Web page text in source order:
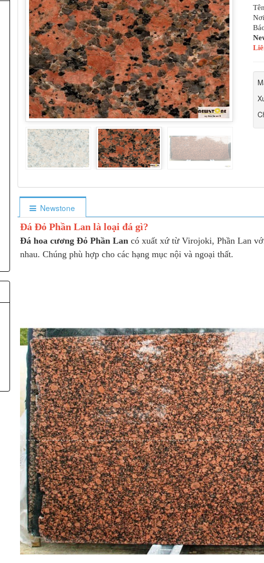
Newstone
Đá Đỏ Phần Lan là loại đá gì?
Đá hoa cương Đỏ Phần Lan có xuất xứ từ Virojoki, Phần Lan
nhau. Chúng phù hợp cho các hạng mục nội và ngoại thất.